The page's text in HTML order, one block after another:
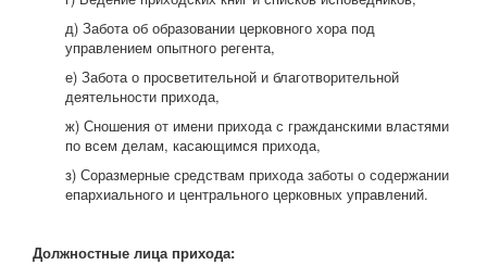
д) Забота об образовании церковного хора под
управлением опытного регента,
е) Забота о просветительной и благотворительной
деятельности прихода,
ж) Сношения от имени прихода с гражданскими властями
по всем делам, касающимся прихода,
з) Соразмерные средствам прихода заботы о содержании
епархиального и центрального церковных управлений.
Должностные лица прихода: